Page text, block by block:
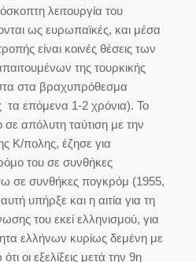
λειτουργία του
ως ευρωπαϊκές, και μέσα
είναι κοινές θέσεις των
της τουρκικής
στα βραχυπρόθεσμα
τα επόμενα 1-2 χρόνια). Το
σε απόλυτη ταύτιση με την
Κ/πολης, έζησε για
του σε συνθήκες
σε συνθήκες πογκρόμ (1955,
υπήρξε και η αιτία για τη
του εκεί ελληνισμού, για
ελλήνων κυρίως δεμένη με
οι εξελίξεις μετά την 9η